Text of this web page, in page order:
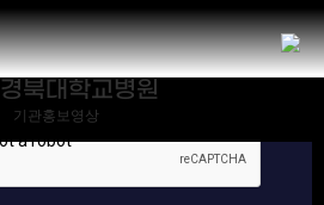
북대학교병원
기관홍보영상